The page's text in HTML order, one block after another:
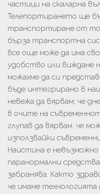
частици на скаларна
Телепортирането ще
транспортиране от
бърза транспортна
все още може да има
удобство или виждане
можахме да си
бъде интегрирано в
невежа да вярвам, че
в очите на
глупав да вярвам, че
използвайки
Наистина е
паранормални
забранява. Както
че имаме